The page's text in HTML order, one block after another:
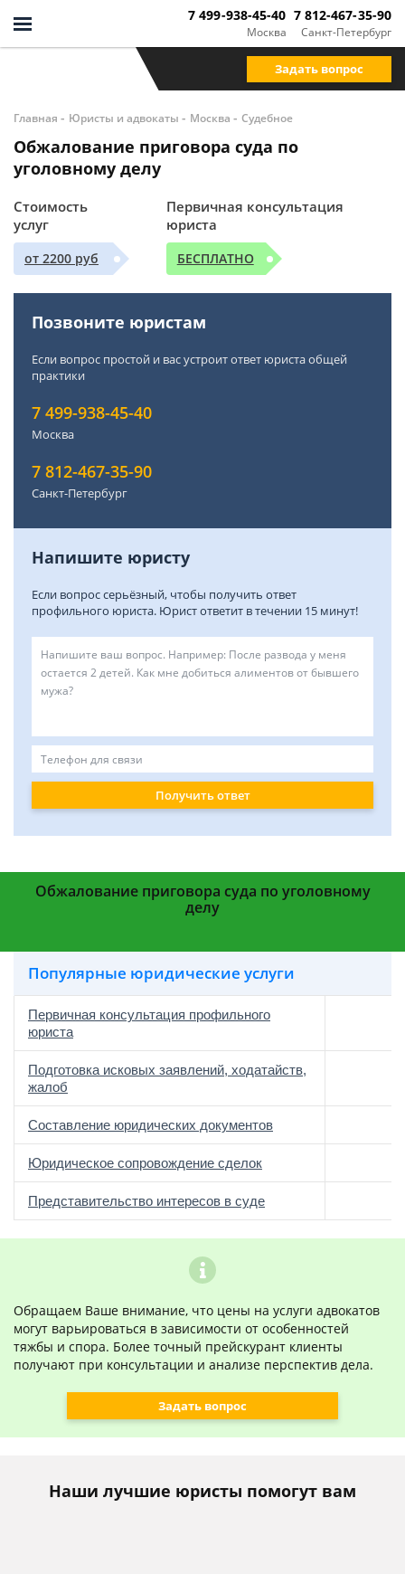
Москва
7 499-938-45-40
Санкт-Петербург
7 812-467-35-90
Задать вопрос
Главная - Юристы и адвокаты - Москва - Судебное
Обжалование приговора суда по
уголовному делу
Стоимость
услуг
от 2200 руб
Первичная консультация
юриста
БЕСПЛАТНО
Позвоните юристам
Если вопрос простой и вас устроит ответ юриста общей
практики
7 499-938-45-40
Москва
7 812-467-35-90
Санкт-Петербург
Напишите юристу
Если вопрос серьёзный, чтобы получить ответ
профильного юриста. Юрист ответит в течении 15 минут!
Получить ответ
Обжалование приговора суда по уголовному
делу
Популярные юридические услуги
Первичная консультация профильного
юриста
Подготовка исковых заявлений, ходатайств,
жалоб
Составление юридических документов
Юридическое сопровождение сделок
Представительство интересов в суде
Обращаем Ваше внимание, что цены на услуги адвокатов
могут варьироваться в зависимости от особенностей
тяжбы и спора. Более точный прейскурант клиенты
получают при консультации и анализе перспектив дела.
Задать вопрос
Наши лучшие юристы помогут вам